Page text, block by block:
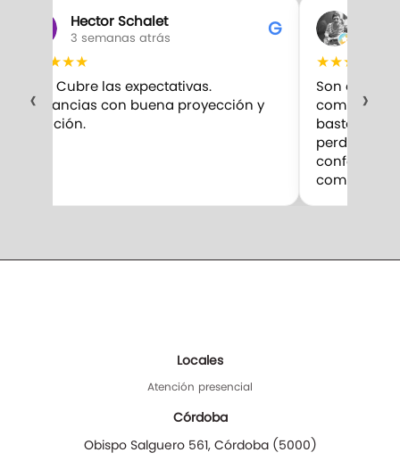
‹
Hector Schalet
3 semanas atrás G
★★★
10/10 Cubre las expectativas.
Fragancias con buena proyección y
duración.
★★★
Son
compro.
bastante
perduran
confesar
›
Locales
Atención presencial
Córdoba
Obispo Salguero 561, Córdoba(5000)